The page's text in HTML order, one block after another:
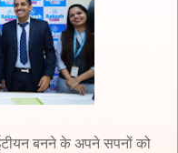
बनने के अपने सपनों को